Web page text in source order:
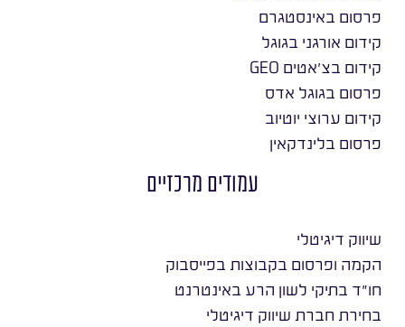
פרסום באינסטגרם
קידום אורגני בגוגל
קידום בצ׳אטים GEO
פרסום בגוגל אדס
קידום ערוצי יוטיוב
פרסום בלינדקאין
עמודים מרכזיים
שיווק דיגיטלי
הקמה ופרסום בקבוצות בפייסבוק
חו״ד בתיקי לשון הרע באינטרנט
בחירת חברת שיווק דיגיטלי